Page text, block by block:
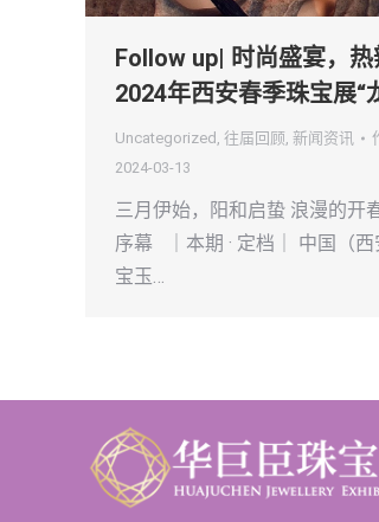
Follow up| 时尚盛宴，热
2024年西安春季珠宝展“
Uncategorized , 往届回顾, 新闻资讯
2024-03-13
三月伊始，阳和启蛰 浪漫的开
序幕 ｜本期 · 定档｜ 中国（
宝玉…